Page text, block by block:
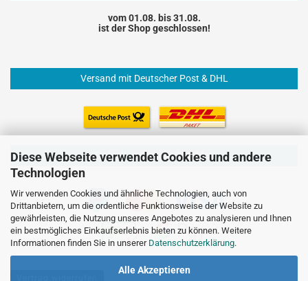
Diese Webseite verwendet Cookies und andere
Technologien
Wir verwenden Cookies und ähnliche Technologien, auch von
Drittanbietern, um die ordentliche Funktionsweise der Website zu
gewährleisten, die Nutzung unseres Angebotes zu analysieren und Ihnen
ein bestmögliches Einkaufserlebnis bieten zu können. Weitere
Informationen finden Sie in unserer Datenschutzerklärung.
Alle Akzeptieren
vom 01.08. bis 31.08.
ist der Shop geschlossen!
Versand mit Deutscher Post & DHL
Einfach und sicher Bezahlen